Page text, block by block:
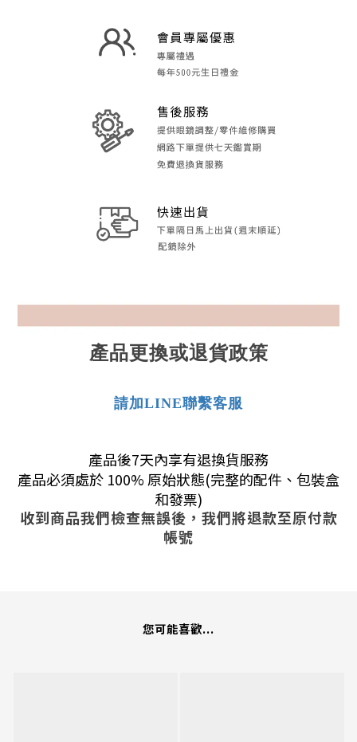
產品更換或退貨政策
請加LINE聯繫客服
產品後7天內享有退換貨服務
產品必須處於 100% 原始狀態(完整的配件、包裝盒
和發票)
收到商品我們檢查無誤後，我們將退款至原付款
帳號
您可能喜歡...